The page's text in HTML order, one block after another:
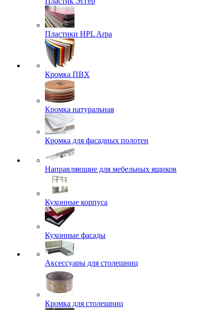
Пластики HPL Arpa
Кромка ПВХ
Кромка натуральная
Кромка для фасадных полотен
Направляющие для мебельных ящиков
Кухонные корпуса
Кухонные фасады
Аксессуары для столешниц
Кромка для столешниц